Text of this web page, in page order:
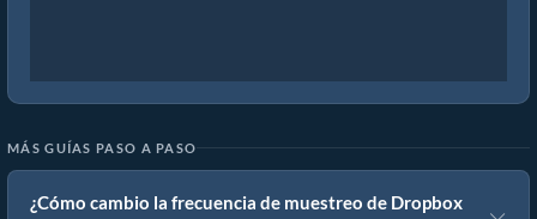
MÁS GUÍAS PASO A PASO
¿Cómo cambio la frecuencia de muestreo de Dropbox